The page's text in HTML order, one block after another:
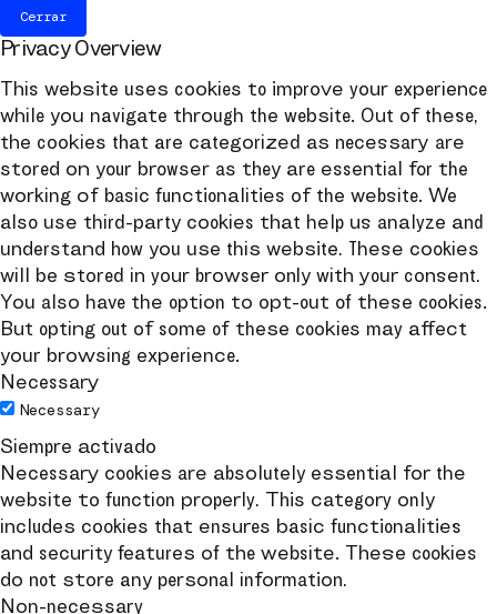
Cerrar
Privacy Overview
This website uses cookies to improve your experience
while you navigate through the website. Out of these,
the cookies that are categorized as necessary are
stored on your browser as they are essential for the
working of basic functionalities of the website. We
also use third-party cookies that help us analyze and
understand how you use this website. These cookies
will be stored in your browser only with your consent.
You also have the option to opt-out of these cookies.
But opting out of some of these cookies may affect
your browsing experience.
Necessary
Necessary
Siempre activado
Necessary cookies are absolutely essential for the
website to function properly. This category only
includes cookies that ensures basic functionalities
and security features of the website. These cookies
do not store any personal information.
Non-necessary